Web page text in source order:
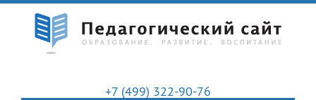
+7 (499) 322-90-76